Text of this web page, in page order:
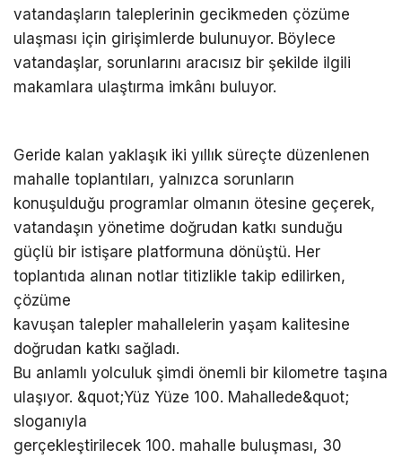
vatandaşların taleplerinin gecikmeden çözüme
ulaşması için girişimlerde bulunuyor. Böylece
vatandaşlar, sorunlarını aracısız bir şekilde ilgili
makamlara ulaştırma imkânı buluyor.
Geride kalan yaklaşık iki yıllık süreçte düzenlenen
mahalle toplantıları, yalnızca sorunların
konuşulduğu programlar olmanın ötesine geçerek,
vatandaşın yönetime doğrudan katkı sunduğu
güçlü bir istişare platformuna dönüştü. Her
toplantıda alınan notlar titizlikle takip edilirken,
çözüme
kavuşan talepler mahallelerin yaşam kalitesine
doğrudan katkı sağladı.
Bu anlamlı yolculuk şimdi önemli bir kilometre taşına
ulaşıyor. &quot;Yüz Yüze 100. Mahallede&quot;
sloganıyla
gerçekleştirilecek 100. mahalle buluşması, 30